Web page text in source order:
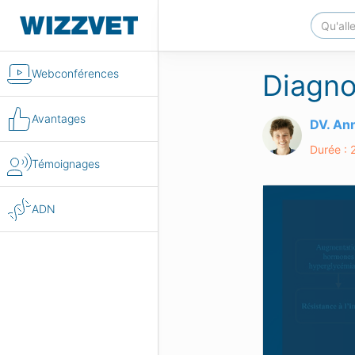
Webconférences
Avantages
Témoignages
ADN
DV.
Durée :